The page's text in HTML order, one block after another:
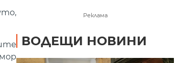
Реклама
ВОДЕЩИ НОВИНИ